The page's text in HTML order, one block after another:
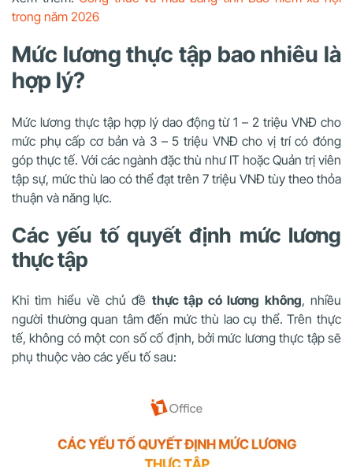
trong năm 2026
Mức lương thực tập bao nhiêu là
hợp lý?
Mức lương thực tập hợp lý dao động từ 1 – 2 triệu VNĐ cho
mức phụ cấp cơ bản và 3 – 5 triệu VNĐ cho vị trí có đóng
góp thực tế. Với các ngành đặc thù như IT hoặc Quản trị viên
tập sự, mức thù lao có thể đạt trên 7 triệu VNĐ tùy theo thỏa
thuận và năng lực.
Các yếu tố quyết định mức lương
thực tập
Khi tìm hiểu về chủ đề thực tập có lương không, nhiều
người thường quan tâm đến mức thù lao cụ thể. Trên thực
tế, không có một con số cố định, bởi mức lương thực tập sẽ
phụ thuộc vào các yếu tố sau: